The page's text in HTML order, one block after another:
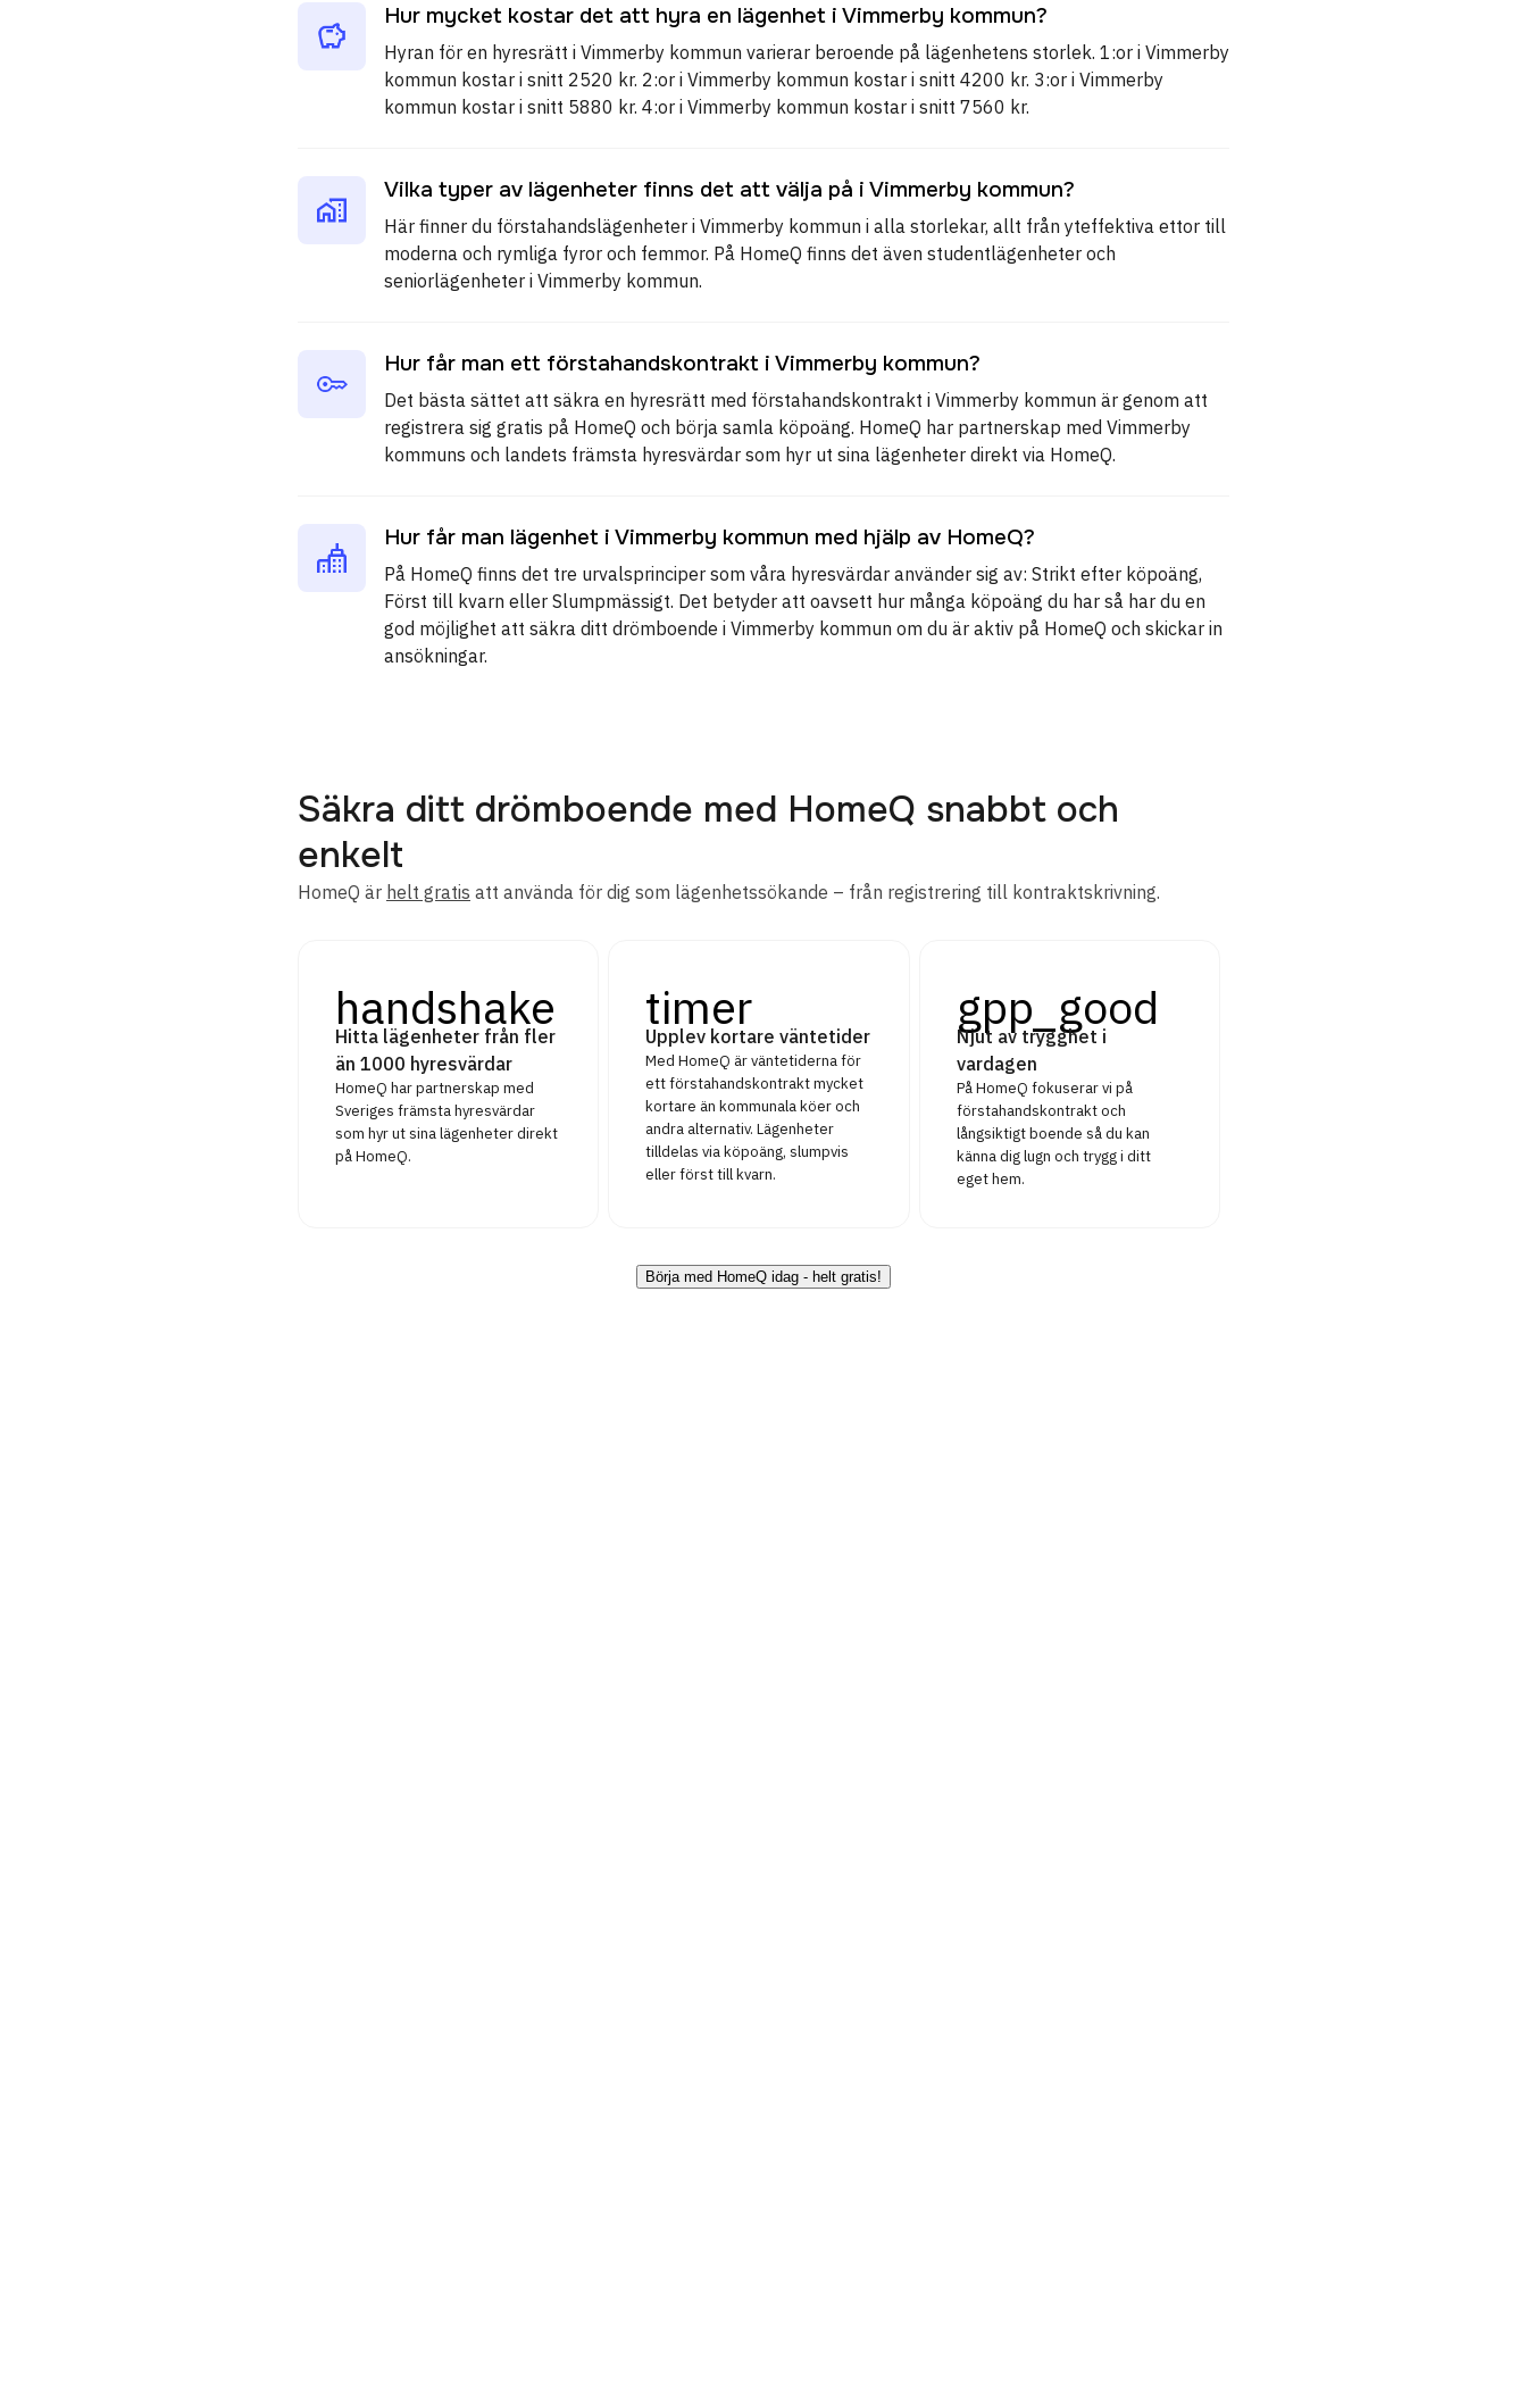
Hur mycket kostar det att hyra en lägenhet i Vimmerby kommun?
Hyran för en hyresrätt i Vimmerby kommun varierar beroende på lägenhetens storlek. 1:or i Vimmerby
kommun kostar i snitt 2520 kr. 2:or i Vimmerby kommun kostar i snitt 4200 kr. 3:or i Vimmerby
kommun kostar i snitt 5880 kr. 4:or i Vimmerby kommun kostar i snitt 7560 kr.
Vilka typer av lägenheter finns det att välja på i Vimmerby kommun?
Här finner du förstahandslägenheter i Vimmerby kommun i alla storlekar, allt från yteffektiva ettor till
moderna och rymliga fyror och femmor. På HomeQ finns det även studentlägenheter och
seniorlägenheter i Vimmerby kommun.
Hur får man ett förstahandskontrakt i Vimmerby kommun?
Det bästa sättet att säkra en hyresrätt med förstahandskontrakt i Vimmerby kommun är genom att
registrera sig gratis på HomeQ och börja samla köpoäng. HomeQ har partnerskap med Vimmerby
kommuns och landets främsta hyresvärdar som hyr ut sina lägenheter direkt via HomeQ.
Hur får man lägenhet i Vimmerby kommun med hjälp av HomeQ?
På HomeQ finns det tre urvalsprinciper som våra hyresvärdar använder sig av: Strikt efter köpoäng,
Först till kvarn eller Slumpmässigt. Det betyder att oavsett hur många köpoäng du har så har du en
god möjlighet att säkra ditt drömboende i Vimmerby kommun om du är aktiv på HomeQ och skickar in
ansökningar.
Säkra ditt drömboende med HomeQ snabbt och
enkelt
HomeQ är helt gratis att använda för dig som lägenhetssökande – från registrering till kontraktskrivning.
handshake
Hitta lägenheter från fler
än 1000 hyresvärdar
HomeQ har partnerskap med
Sveriges främsta hyresvärdar
som hyr ut sina lägenheter direkt
på HomeQ.
timer
Upplev kortare väntetider
Med HomeQ är väntetiderna för
ett förstahandskontrakt mycket
kortare än kommunala köer och
andra alternativ. Lägenheter
tilldelas via köpoäng, slumpvis
eller först till kvarn.
gpp_good
Njut av trygghet i
vardagen
På HomeQ fokuserar vi på
förstahandskontrakt och
långsiktigt boende så du kan
känna dig lugn och trygg i ditt
eget hem.
Börja med HomeQ idag - helt gratis!